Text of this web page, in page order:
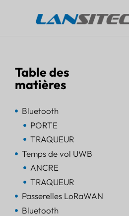
Table des
matières
Bluetooth
PORTE
TRAQUEUR
Temps de vol UWB
ANCRE
TRAQUEUR
Passerelles LoRaWAN
Bluetooth